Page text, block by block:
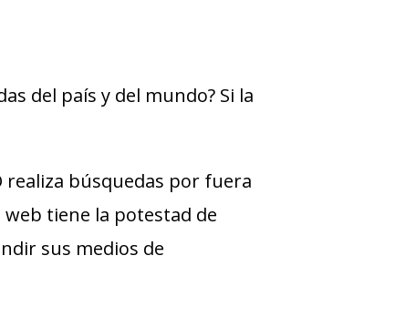
del país y del mundo? Si la
realiza búsquedas por fuera
tiene la potestad de
sus medios de